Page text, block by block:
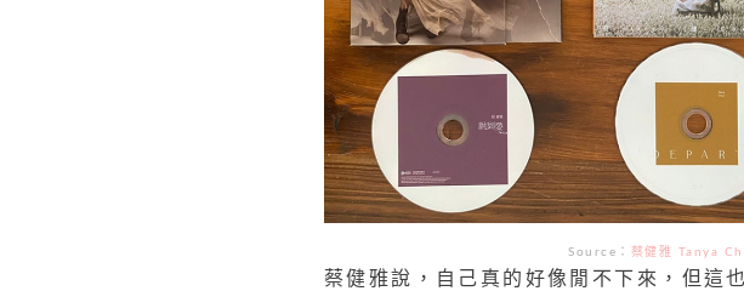
Source： 蔡健雅 Tanya
蔡健雅說，自己真的好像閒不下來，但這